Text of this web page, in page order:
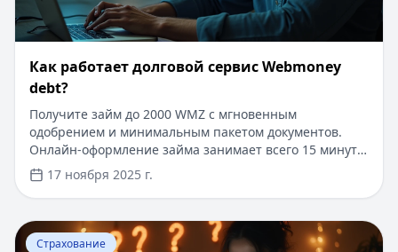
Как работает долговой сервис Webmoney
debt?
Получите займ до 2000 WMZ с мгновенным
одобрением и минимальным пакетом документов.
Онлайн-оформление займа занимает всего 15 минут.
Для новых клиентов действует специальное
предложение: первый займ под 0% на срок до 30
дней. Деньги поступают на электронный кошелек
моментально после одобрения заявки. Никаких
справок о доходах и поручителей не требуется.
17 ноября 2025 г.
Перейти к статье:Как подключить Сбербанк Онлайн
Страхование